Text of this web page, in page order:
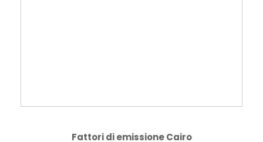
Fattori di emissione Cairo